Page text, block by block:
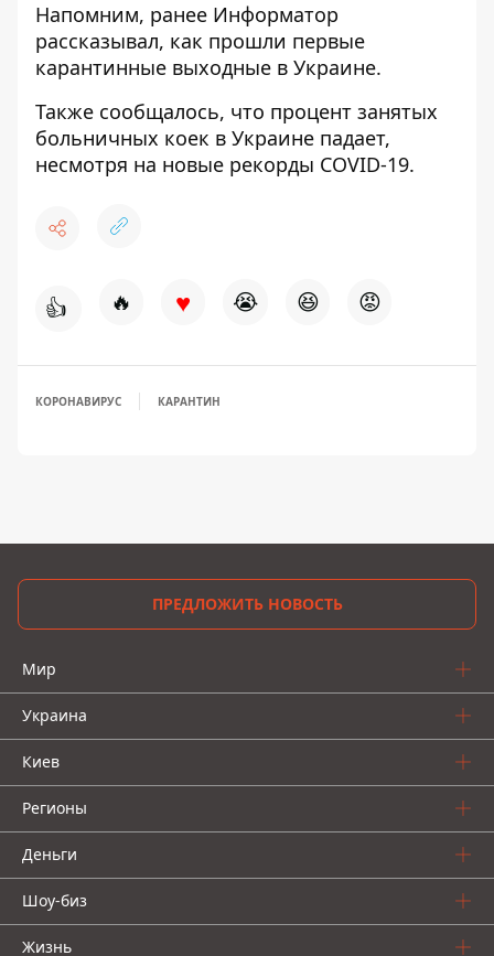
Напомним, ранее Информатор
рассказывал, как прошли первые
карантинные выходные в Украине.
Также сообщалось, что процент занятых
больничных коек в Украине падает,
несмотря на новые рекорды COVID-19.
👍 🔥 ♥ 😭 😆 😡
КОРОНАВИРУС КАРАНТИН
ПРЕДЛОЖИТЬ НОВОСТЬ
Мир
Украина
Киев
Регионы
Деньги
Шоу-биз
Жизнь